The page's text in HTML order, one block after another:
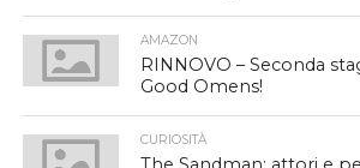
AMAZON
RINNOVO – Seconda
Good Omens!
CURIOSITÀ